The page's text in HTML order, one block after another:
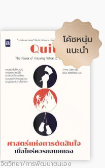
จิตวิทยา/การพัฒนาตนเอง
price
was:
359.00฿.
Current
price
is:
294.00฿.